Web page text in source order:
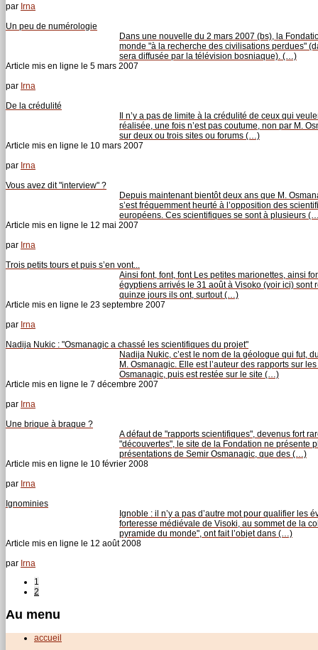
par Irna
Un peu de numérologie
Dans une nouvelle du 2 mars 2007 (bs), la
monde "à la recherche des civilisations perdues"
sera diffusée par la télévision bosniaque). (…)
Article mis en ligne le 5 mars 2007
par Irna
De la crédulité
Il n’y a pas de limite à la crédulité de ceux qui
réalisée, une fois n’est pas coutume, non par M.
sur deux ou trois sites ou forums (…)
Article mis en ligne le 10 mars 2007
par Irna
Vous avez dit "interview" ?
Depuis maintenant bientôt deux ans que M.
s’est fréquemment heurté à l’opposition des
européens. Ces scientifiques se sont à plusieurs
Article mis en ligne le 12 mai 2007
par Irna
Trois petits tours et puis s’en vont...
Ainsi font, font, font Les petites marionettes, ainsi
égyptiens arrivés le 31 août à Visoko (voir ici)
quinze jours ils ont, surtout (…)
Article mis en ligne le 23 septembre 2007
par Irna
Nadija Nukic : "Osmanagic a chassé les scientifiques du projet"
Nadija Nukic, c’est le nom de la géologue qui fut,
M. Osmanagic. Elle est l’auteur des rapports sur
Osmanagic, puis est restée sur le site (…)
Article mis en ligne le 7 décembre 2007
par Irna
Une brique à braque ?
A défaut de "rapports scientifiques", devenus fort
"découvertes", le site de la Fondation ne présente
présentations de Semir Osmanagic, que des (…)
Article mis en ligne le 10 février 2008
par Irna
Ignominies
Ignoble : il n’y a pas d’autre mot pour qualifier les
forteresse médiévale de Visoki, au sommet de la
pyramide du monde", ont fait l’objet dans (…)
Article mis en ligne le 12 août 2008
par Irna
1
2
Au menu
accueil